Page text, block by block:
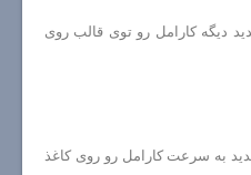
دیگه کارامل رو توی قالب روی
به سرعت کارامل رو روی کاغذ